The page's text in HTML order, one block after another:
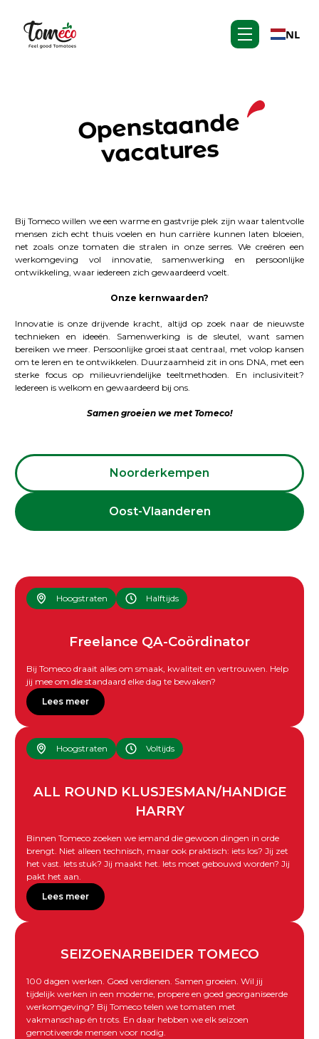
NL
Openstaande
vacatures
Bij Tomeco willen we een warme en gastvrije plek zijn waar talentvolle
mensen zich echt thuis voelen en hun carrière kunnen laten bloeien,
net zoals onze tomaten die stralen in onze serres. We creëren een
werkomgeving vol innovatie, samenwerking en persoonlijke
ontwikkeling, waar iedereen zich gewaardeerd voelt.
Onze kernwaarden?
Innovatie is onze drijvende kracht, altijd op zoek naar de nieuwste
technieken en ideeën. Samenwerking is de sleutel, want samen
bereiken we meer. Persoonlijke groei staat centraal, met volop kansen
om te leren en te ontwikkelen. Duurzaamheid zit in ons DNA, met een
sterke focus op milieuvriendelijke teeltmethoden. En inclusiviteit?
Iedereen is welkom en gewaardeerd bij ons.
Samen groeien we met Tomeco!
Noorderkempen
Oost-Vlaanderen
Hoogstraten Halftijds
Freelance QA-Coördinator
Bij Tomeco draait alles om smaak, kwaliteit en vertrouwen. Help
jij mee om die standaard elke dag te bewaken?
Lees meer
Hoogstraten Voltijds
ALL ROUND KLUSJESMAN/HANDIGE
HARRY
Binnen Tomeco zoeken we iemand die gewoon dingen in orde
brengt. Niet alleen technisch, maar ook praktisch: iets los? Jij zet
het vast. Iets stuk? Jij maakt het. Iets moet gebouwd worden? Jij
pakt het aan.
Lees meer
SEIZOENARBEIDER TOMECO
100 dagen werken. Goed verdienen. Samen groeien. Wil jij
tijdelijk werken in een moderne, propere en goed georganiseerde
werkomgeving? Bij Tomeco telen we tomaten met
vakmanschap én trots. En daar hebben we elk seizoen
gemotiveerde mensen voor nodig.